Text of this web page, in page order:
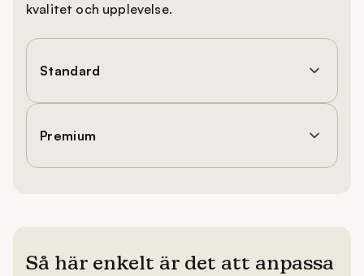
kvalitet och upplevelse.
Standard
Premium
Så här enkelt är det att anpassa